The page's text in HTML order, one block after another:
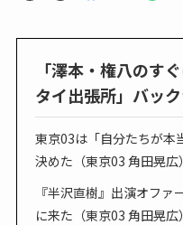
「澤本・権八のす
タイ出張所」バッ
東京03は「自分たちが本
決めた（東京03 角田晃広
『半沢直樹』出演オフ
に来た（東京03 角田晃広